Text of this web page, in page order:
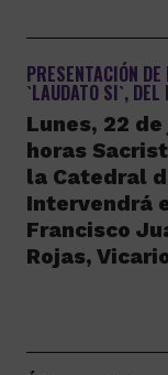
PRESENTACIÓN
`LAUDATO SI`, DEL
Lunes, 22
horas
la Catedral
Intervendrá
Francisco
Rojas,